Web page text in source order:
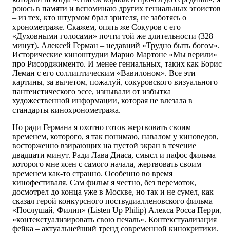
роюсь в памяти и вспоминаю других гениальных эгоистов
– из тех, кто штурмом брал зрителя, не заботясь о
хронометраже. Скажем, опять же Сокуров с его
«Духовными голосами» почти той же длительности (328
минут). Алексей Герман – недавний «Трудно быть богом».
Исторические киноштудии Марио Мартоне «Мы верили»
про Рисорджименто. И менее гениальных, таких как Борис
Леман с его соллиптическим «Вавилоном». Все эти
картины, за вычетом, пожалуй, сокуровского визуального
пантеистического эссе, изнывали от избытка
художественной информации, которая не влезала в
стандарты кинохронометража.
Но ради Германа я охотно готов жертвовать своим
временем, которого, я так понимаю, навалом у киноведов,
восторженно взирающих на пустой экран в течение
двадцати минут. Ради Лава Диаса, смысл и пафос фильма
которого мне ясен с самого начала, жертвовать своим
временем как-то странно. Особенно во время
кинофестиваля. Сам фильм я честно, без перемоток,
досмотрел до конца уже в Москве, но так и не сумел, как
сказал герой конкурсного поствудиалленовского фильма
«Послушай, Филип» (Listen Up Philip) Алекса Росса Перри,
«контекстуализировать свою печаль». Контекстуализация
фейка – актуальнейший тренд современной кинокритики.